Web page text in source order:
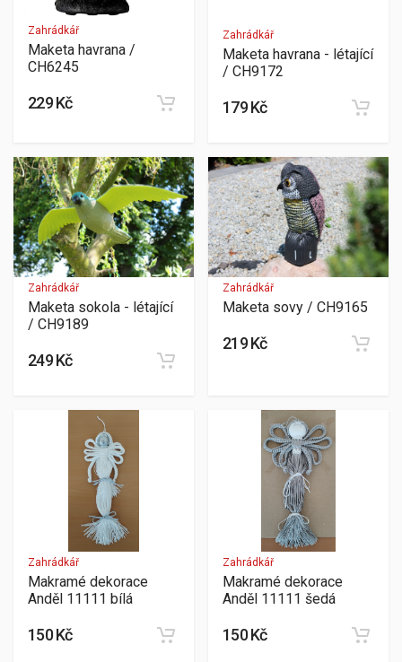
Zahrádkář
Maketa havrana /
CH6245
229 Kč
Zahrádkář
Maketa havrana - létající
/ CH9172
179 Kč
Zahrádkář
Maketa sokola - létající
/ CH9189
249 Kč
Zahrádkář
Maketa sovy / CH9165
219 Kč
Zahrádkář
Makramé dekorace
Anděl 11111 bílá
150 Kč
Zahrádkář
Makramé dekorace
Anděl 11111 šedá
150 Kč